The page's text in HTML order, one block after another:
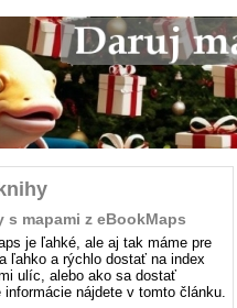
mapami z eBookMaps
je ľahké, ale aj tak máme pre
ľahko a rýchlo dostať na index
ulíc, alebo ako sa dostať
nájdete v tomto článku.